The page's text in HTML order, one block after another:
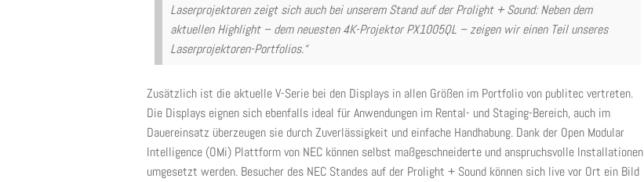
Laserprojektoren zeigt sich auch bei unserem Stand auf der Prolight + Sound: Neben dem
aktuellen Highlight – dem neuesten 4K-Projektor PX1005QL – zeigen wir einen Teil unseres
Laserprojektoren-Portfolios.“
Zusätzlich ist die aktuelle V-Serie bei den Displays in allen Größen im Portfolio von publitec vertreten.
Die Displays eignen sich ebenfalls ideal für Anwendungen im Rental- und Staging-Bereich, auch im
Dauereinsatz überzeugen sie durch Zuverlässigkeit und einfache Handhabung. Dank der Open Modular
Intelligence (OMi) Plattform von NEC können selbst maßgeschneiderte und anspruchsvolle Installationen
umgesetzt werden. Besucher des NEC Standes auf der Prolight + Sound können sich live vor Ort ein Bild